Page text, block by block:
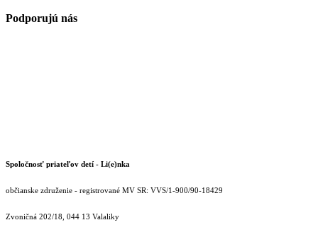
Podporujú nás
Spoločnosť priateľov detí - Li(e)nka
občianske združenie - registrované MV SR: VVS/1-900/90-18429
Zvoničná 202/18, 044 13 Valaliky